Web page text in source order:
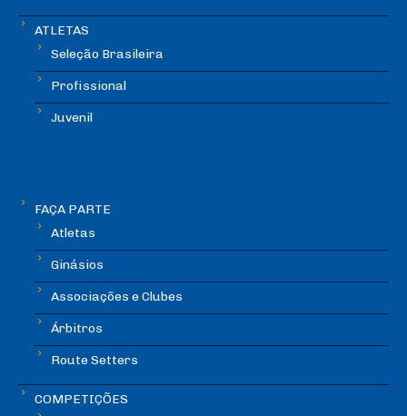
ATLETAS
Seleção Brasileira
Profissional
Juvenil
FAÇA PARTE
Atletas
Ginásios
Associações e Clubes
Árbitros
Route Setters
COMPETIÇÕES